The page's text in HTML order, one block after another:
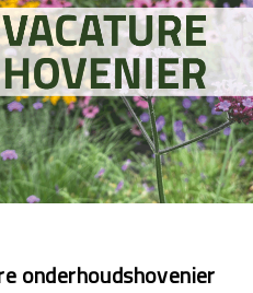
onderhoudshovenier